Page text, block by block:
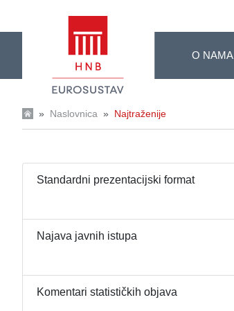
O NAMA
» Naslovnica » Najtraženije
Standardni prezentacijski format
Najava javnih istupa
Komentari statističkih objava